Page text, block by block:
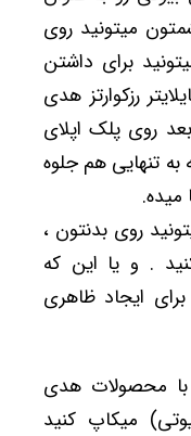
میتونید روی
برای داشتن
رزکوارتز هدی
روی پلک اپلای
به تنهایی هم جلوه
روی بدنتون ،
. و یا این که
ایجاد ظاهری
با محصولات هدی
میکاپ کنید